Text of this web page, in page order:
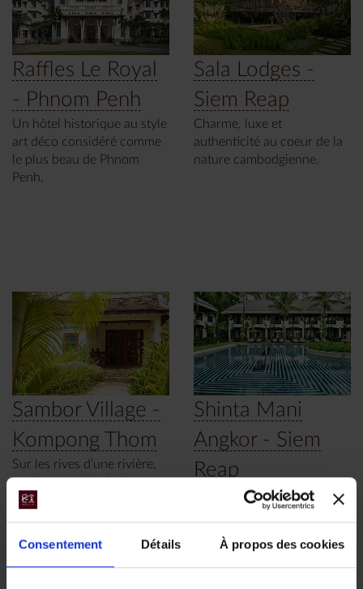
Consentement Détails À propos des cookies
Raffles Le Royal
- Phnom Penh
Un hôtel historique au style
art déco considéré comme
le plus beau de Phnom
Penh.
Sala Lodges -
Siem Reap
Charme, luxe et
authenticité au coeur de la
nature cambodgienne.
Sambor Village -
Kompong Thom
Sur les rives d’une rivière,
un charmant et chaleureux
hôtel au sein d’un jardin
Shinta Mani
Angkor - Siem
Reap
Un petit havre de paix
désigné par Bill Bensley et
tropicaux.